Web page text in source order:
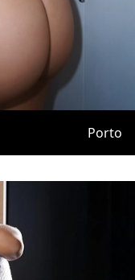
Porto